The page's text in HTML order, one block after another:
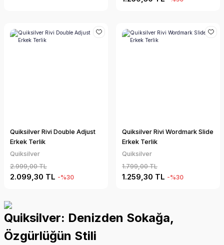
Quiksilver Rivi Double Adjust
Erkek Terlik
Quiksilver
2.999,00 TL
2.099,30 TL -%30
Quiksilver Rivi Wordmark Slide
Erkek Terlik
Quiksilver
1.799,00 TL
1.259,30 TL -%30
Quiksilver: Denizden Sokağa,
Özgürlüğün Stili